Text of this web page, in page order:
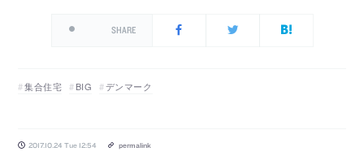
SHARE
集合住宅 BIG デンマーク
2017.10.24 Tue 12:54 permalink